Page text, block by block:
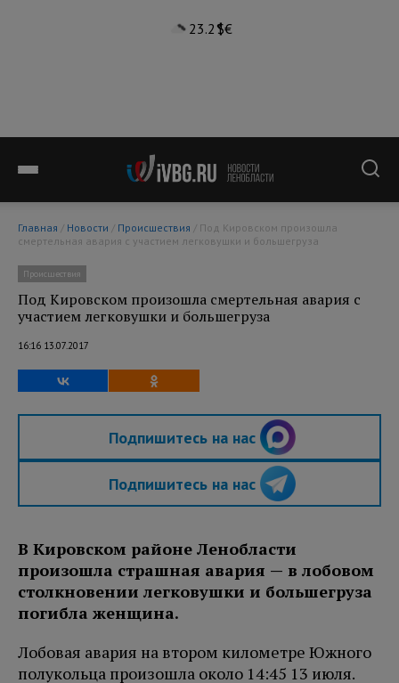
23.2°$€
Главная / Новости / Происшествия
смертельная авария с участием легковушки и большегруза
Происшествия
Под Кировском произошла смертельная авария с
участием легковушки и большегруза
16:16 13.07.2017
Подпишитесь на нас
Подпишитесь на нас
В Кировском районе Ленобласти
произошла страшная авария — в лобовом
столкновении легковушки и большегруза
погибла женщина.
Лобовая авария на втором километре Южного
полукольца произошла около 14:45 13 июля.